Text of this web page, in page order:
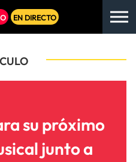
EN DIRECTO
su próximo
junto a